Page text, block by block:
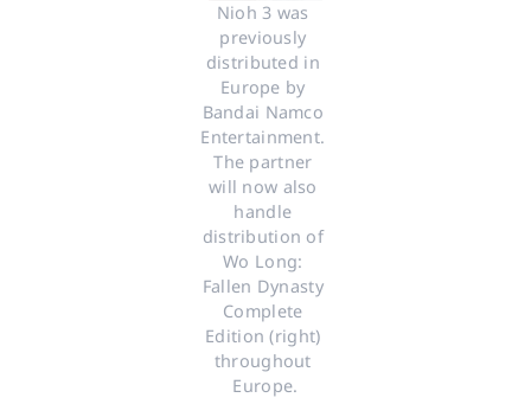
Nioh 3 was
previously
distributed in
Europe by
Bandai Namco
Entertainment.
The partner
will now also
handle
distribution of
Wo Long:
Fallen Dynasty
Complete
Edition (right)
throughout
Europe.